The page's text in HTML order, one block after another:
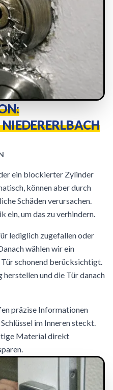
ein blockierter Zylinder
können aber durch
Schäden verursachen.
ein, um das zu verhindern.
lediglich zugefallen oder
wählen wir ein
schonend berücksichtigt.
und die Tür danach
präzise Informationen
im Inneren steckt.
Material direkt